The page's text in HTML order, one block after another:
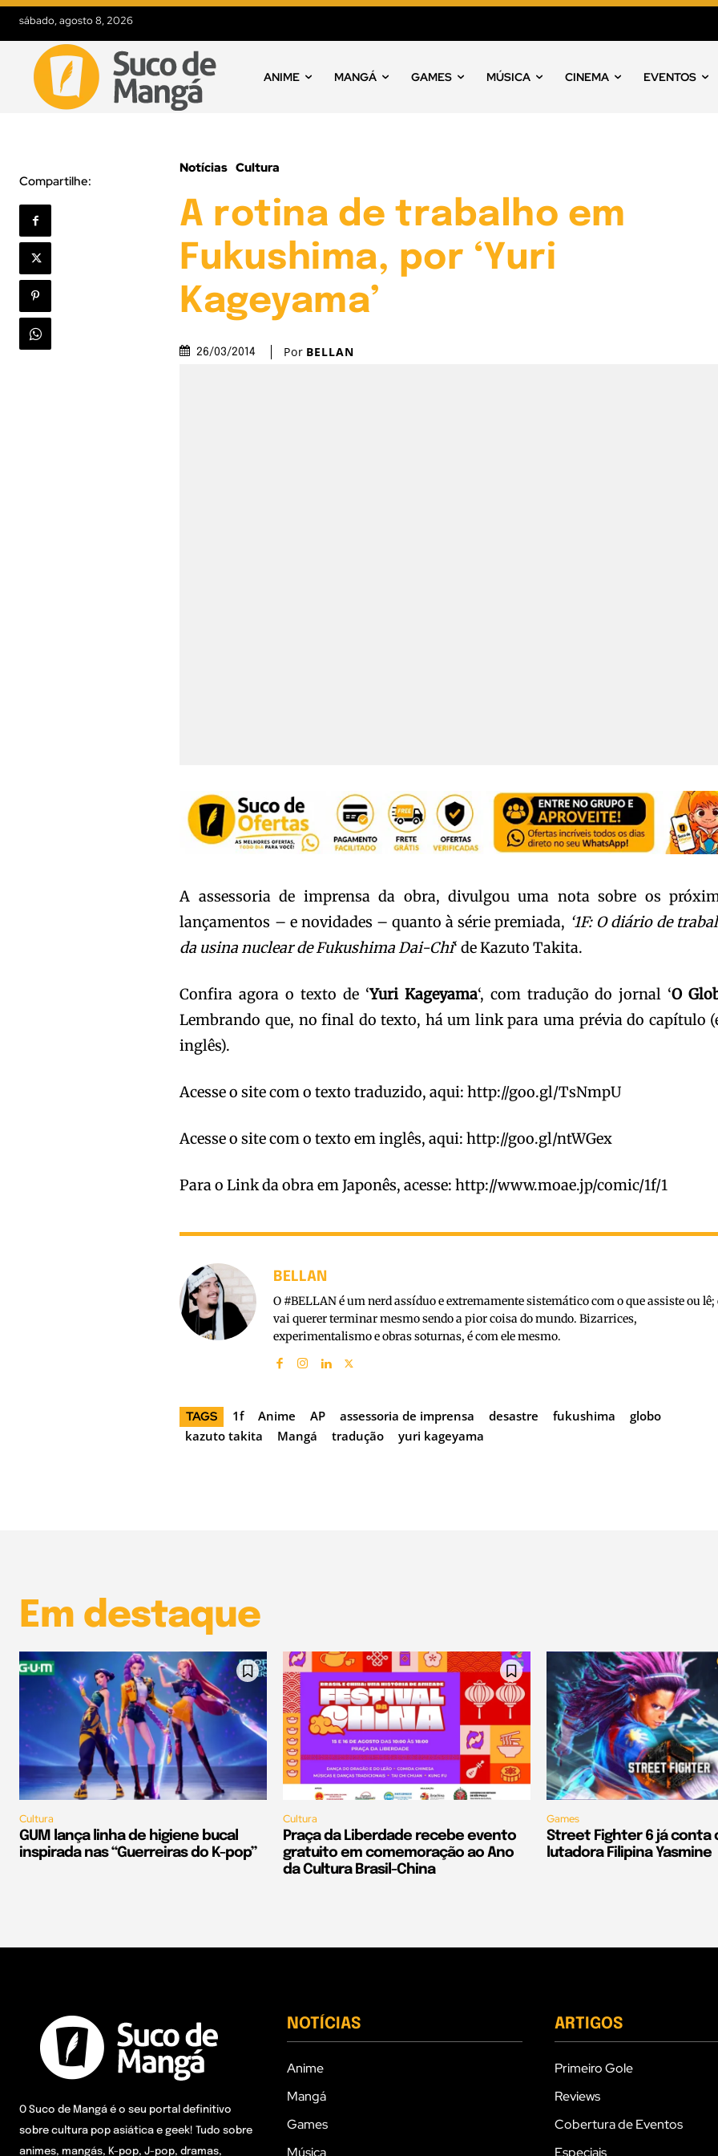
sábado, agosto 8, 2026
ANIME MANGÁ GAMES MÚSICA CINEMA EVENTOS
Compartilhe:
Notícias Cultura
A rotina de trabalho em
Fukushima, por ‘Yuri
Kageyama’
26/03/2014 Por BELLAN
A assessoria de imprensa da obra, divulgou uma nota sobre os
lançamentos – e novidades – quanto à série premiada, ‘1F: O diário de
da usina nuclear de Fukushima Dai-Chi‘ de Kazuto Takita.
Confira agora o texto de ‘Yuri Kageyama‘, com tradução do jornal ‘O
Lembrando que, no final do texto, há um link para uma prévia do capítulo
inglês).
Acesse o site com o texto traduzido, aqui: http://goo.gl/TsNmpU
Acesse o site com o texto em inglês, aqui: http://goo.gl/ntWGex
Para o Link da obra em Japonês, acesse: http://www.moae.jp/comic/1f/1
BELLAN
O #BELLAN é um nerd assíduo e extremamente sistemático com o que assiste ou lê;
vai querer terminar mesmo sendo a pior coisa do mundo. Bizarrices,
experimentalismo e obras soturnas, é com ele mesmo.
TAGS 1f Anime AP assessoria de imprensa desastre fukushima
globo
kazuto takita
Mangá tradução yuri kageyama
Em destaque
Cultura
GUM lança linha de higiene bucal
inspirada nas “Guerreiras do K-pop”
Cultura
Praça da Liberdade recebe evento
gratuito em comemoração ao Ano
da Cultura Brasil-China
Games
Street Fighter 6 já conta
lutadora Filipina Yasmine
O Suco de Mangá é o seu portal definitivo
sobre cultura pop asiática e geek! Tudo sobre
animes, mangás, K-pop, J-pop, dramas,
NOTÍCIAS
Anime
Mangá
Games
ARTIGOS
Primeiro Gole
Reviews
Cobertura de Eventos